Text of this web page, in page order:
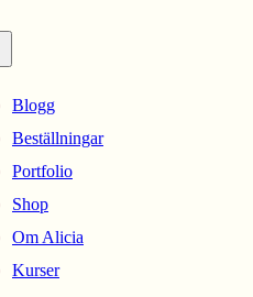
Blogg
Beställningar
Portfolio
Shop
Om Alicia
Kurser